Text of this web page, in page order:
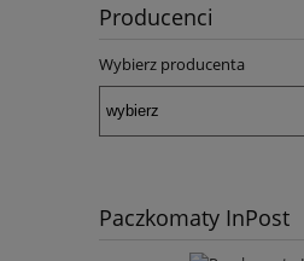
Producenci
Wybierz producenta
Paczkomaty InPost